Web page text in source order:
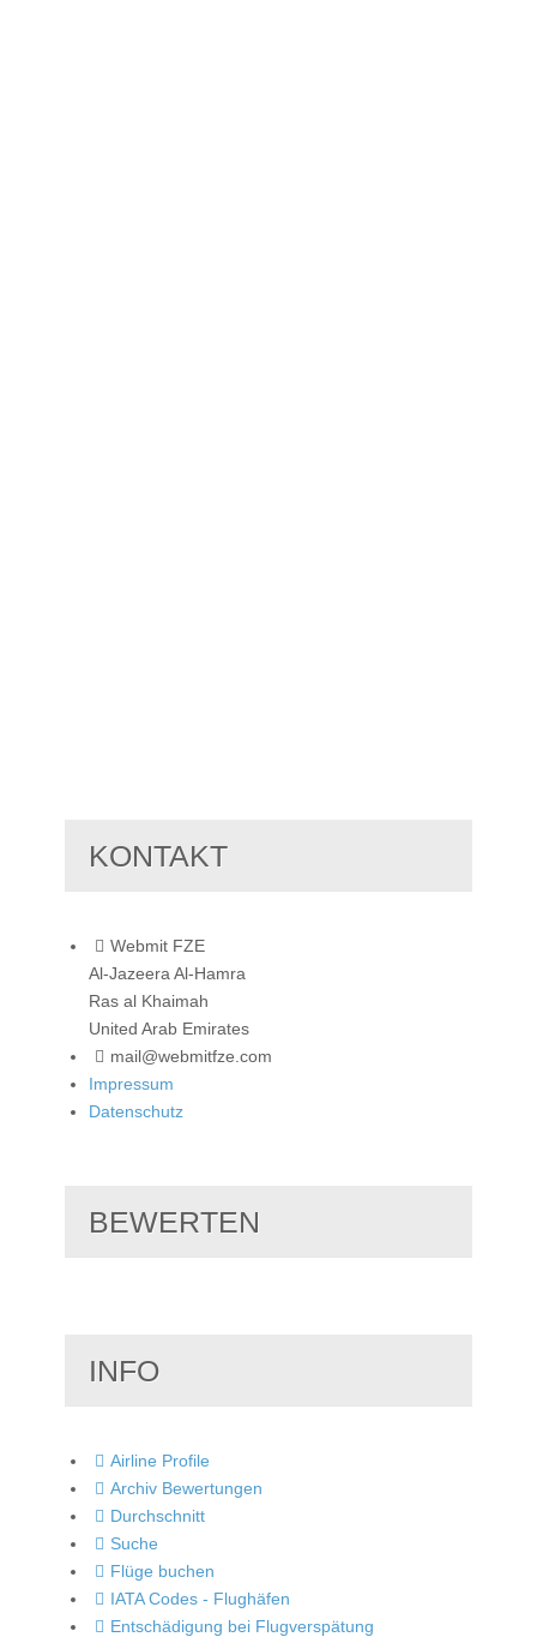
KONTAKT
Webmit FZE
Al-Jazeera Al-Hamra
Ras al Khaimah
United Arab Emirates
mail@webmitfze.com
Impressum
Datenschutz
BEWERTEN
INFO
Airline Profile
Archiv Bewertungen
Durchschnitt
Suche
Flüge buchen
IATA Codes - Flughäfen
Entschädigung bei Flugverspätung